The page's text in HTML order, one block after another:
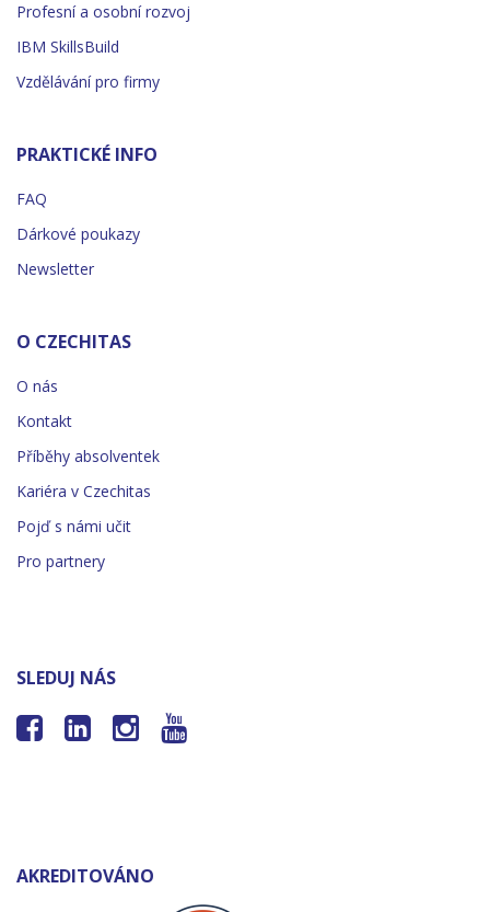
Profesní a osobní rozvoj
IBM SkillsBuild
Vzdělávání pro firmy
PRAKTICKÉ INFO
FAQ
Dárkové poukazy
Newsletter
O CZECHITAS
O nás
Kontakt
Příběhy absolventek
Kariéra v Czechitas
Pojď s námi učit
Pro partnery
SLEDUJ NÁS
   
AKREDITOVÁNO